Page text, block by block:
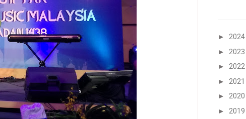
► 2024
► 2023
► 2022
► 2021
► 2020
► 2019